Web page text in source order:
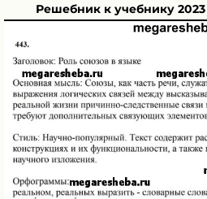
Решебник к учебнику